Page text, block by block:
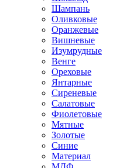
Шампань
Оливковые
Оранжевые
Вишневые
Изумрудные
Венге
Ореховые
Янтарные
Сиреневые
Салатовые
Фиолетовые
Мятные
Золотые
Синие
Материал